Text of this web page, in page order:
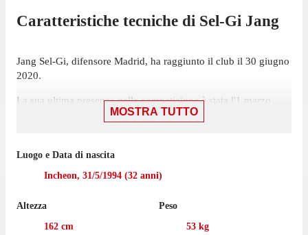
Caratteristiche tecniche di Sel-Gi Jang
Jang Sel-Gi, difensore Madrid, ha raggiunto il club il 30 giugno
2020.
La sua ultima presenza nella competizione è stata l'1 marzo
2020, partita in cui ha giocato 90 minuti con la maglia Madrid
Nella passata stagione di Primera División Femenina Jang è
1 assist vincente.
MOSTRA TUTTO
Luogo e Data di nascita
Incheon, 31/5/1994 (32 anni)
Altezza
162 cm
Peso
53 kg